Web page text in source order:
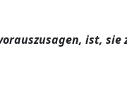
ist,
feine" SPD